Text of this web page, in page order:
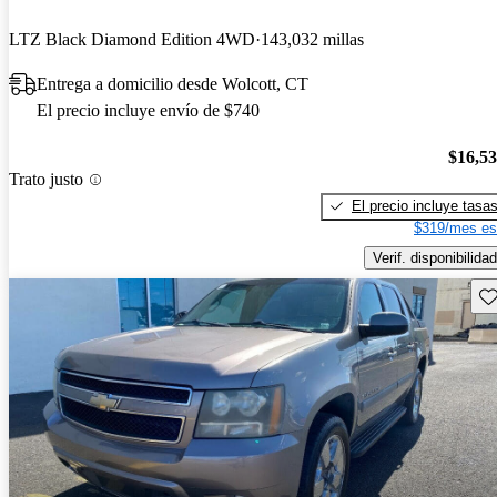
LTZ Black Diamond Edition 4WD 143,032 millas
Entrega a domicilio desde Wolcott, CT
El precio incluye envío de $740
Trato justo
El precio incluye tasas
$319/mes
Verif. disponibilidad